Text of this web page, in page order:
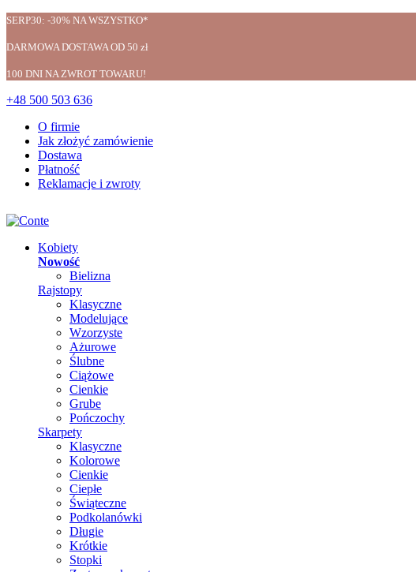
SERP30: -30% NA WSZYSTKO*
DARMOWA DOSTAWA OD 50 zł
100 DNI NA ZWROT TOWARU!
+48 500 503 636
O firmie
Jak złożyć zamówienie
Dostawa
Płatność
Reklamacje i zwroty
Kobiety
Nowość
Bielizna
Rajstopy
Klasyczne
Modelujące
Wzorzyste
Ażurowe
Ślubne
Ciążowe
Cienkie
Grube
Pończochy
Skarpety
Klasyczne
Kolorowe
Cienkie
Ciepłe
Świąteczne
Podkolanówki
Długie
Krótkie
Stopki